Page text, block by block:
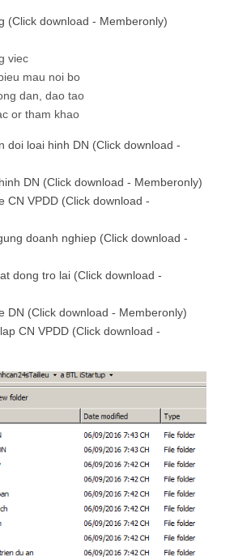
(Click download - Memberonly)
viec
mau noi bo
dan, dao tao
or tham khao
doi loai hinh DN (Click download -
DN (Click download - Memberonly)
CN VPDD (Click download -
doanh nghiep (Click download -
dong tro lai (Click download -
DN (Click download - Memberonly)
CN VPDD (Click download -